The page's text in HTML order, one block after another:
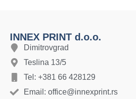
INNEX PRINT d.o.o.
Dimitrovgrad
Teslina 13/5
Tel: +381 66 428129
Email: office@innexprint.rs